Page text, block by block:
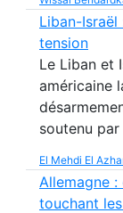
Liban-
tension
Le Liban et
américaine
soutenu
El Mehdi El
Allemagne :
touchant